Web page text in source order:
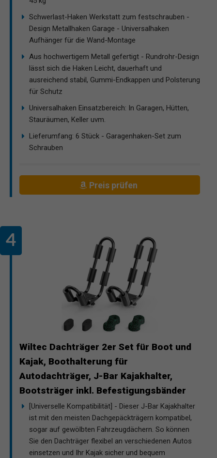
Schwerlast-Haken Werkstatt zum festschrauben -
Design Metallhaken Garage - Universalhaken
Aufhänger für die Wand-Montage
Aus hochwertigem Metall gefertigt - Rundrohr-Design
lässt sich die Haken Leicht, dauerhaft und
ausreichend stabil, Gummi-Endkappen und Polsterung
für Schutz
Universalhaken Einsatzbereich: In Garagen, Hütten,
Stauräumen, Keller uvm.
Lieferumfang: 6 Stück - Garagenhaken-Set zum
Schrauben
Preis prüfen
Wiltec Dachträger 2er Set für Boot und
Kajak, Boothalterung für
Autodachträger, J-Bar Kajakhalter,
Bootsträger inkl. Befestigungsbänder
[Universelle Kompatibilität] - Dieser J-Bar Kajakhalter
ist mit den meisten Dachgepäckträgern kompatibel,
sogar auf gewölbten Fahrzeugdächern. So können
Sie den Dachträger flexibel an verschiedenen Autos
einsetzen und Ihr Kajak sicher und bequem